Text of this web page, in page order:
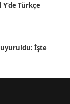
Türkçe
İşte